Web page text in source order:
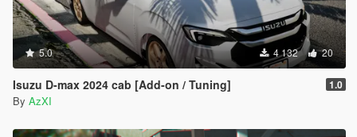
5.0 4 132 20
Isuzu D-max 2024 cab [Add-on / Tuning] 1.0
By AzXI